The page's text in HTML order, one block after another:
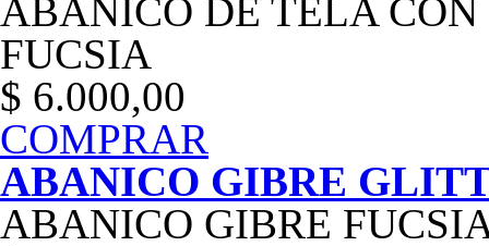
ABANICO DE TELA
FUCSIA
$ 6.000,00
COMPRAR
ABANICO GIBRE
ABANICO GIBRE